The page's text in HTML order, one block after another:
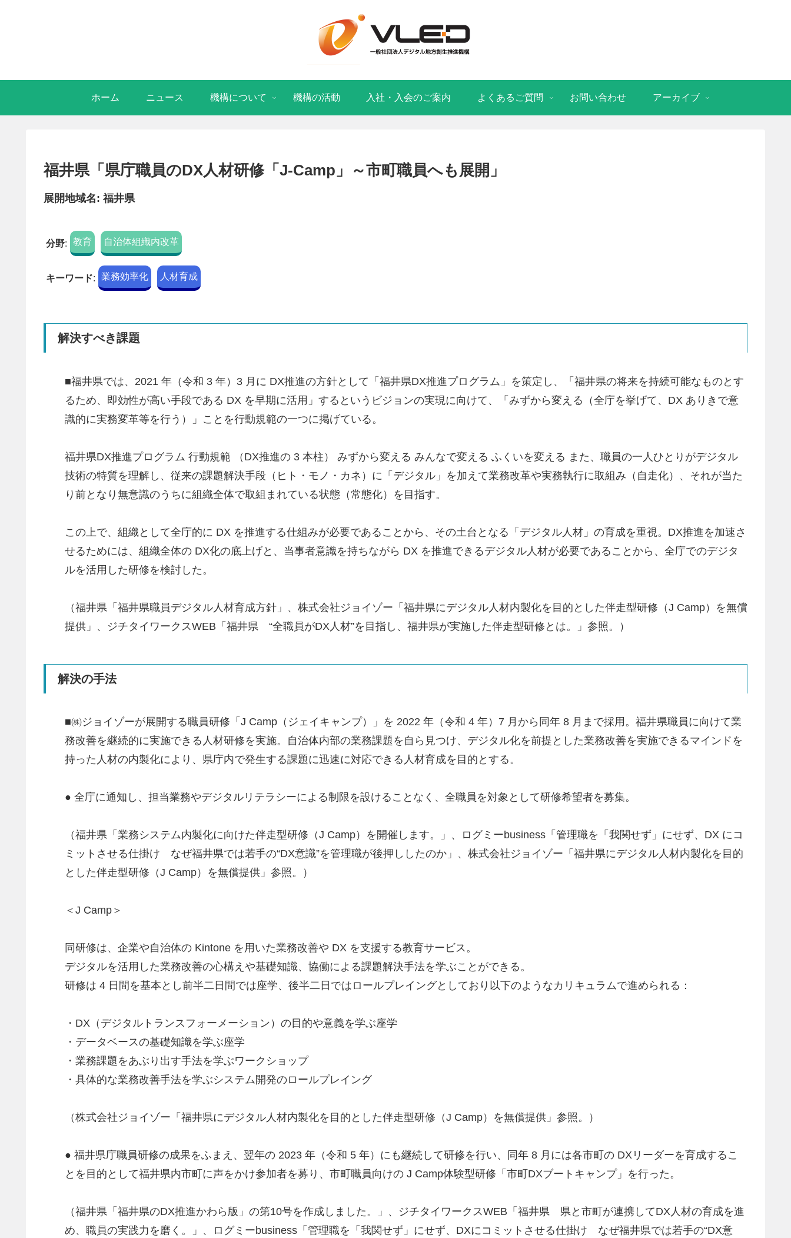
ホーム ニュース 機構について 機構の活動 入社・入会のご案内 よくあるご質問 お問い合わせ アーカイブ
福井県「県庁職員のDX人材研修「J-Camp」～市町職員へも展開」
展開地域名: 福井県
分野: 教育 自治体組織内改革
キーワード: 業務効率化 人材育成
解決すべき課題
■福井県では、2021 年（令和 3 年）3 月に DX推進の方針として「福井県DX推進プログラム」を策定し、「福井県の将来を持続可能なものとす
るため、即効性が高い手段である DX を早期に活用」するというビジョンの実現に向けて、「みずから変える（全庁を挙げて、DX ありきで意
識的に実務変革等を行う）」ことを行動規範の一つに掲げている。
福井県DX推進プログラム 行動規範 （DX推進の 3 本柱） みずから変える みんなで変える ふくいを変える また、職員の一人ひとりがデジタル
技術の特質を理解し、従来の課題解決手段（ヒト・モノ・カネ）に「デジタル」を加えて業務改革や実務執行に取組み（自走化）、それが当た
り前となり無意識のうちに組織全体で取組まれている状態（常態化）を目指す。
この上で、組織として全庁的に DX を推進する仕組みが必要であることから、その土台となる「デジタル人材」の育成を重視。DX推進を加速さ
せるためには、組織全体の DX化の底上げと、当事者意識を持ちながら DX を推進できるデジタル人材が必要であることから、全庁でのデジタ
ルを活用した研修を検討した。
（福井県「福井県職員デジタル人材育成方針」、株式会社ジョイゾー「福井県にデジタル人材内製化を目的とした伴走型研修（J Camp）を無償
提供」、ジチタイワークスWEB「福井県 “全職員がDX人材”を目指し、福井県が実施した伴走型研修とは。」参照。）
解決の手法
■㈱ジョイゾーが展開する職員研修「J Camp（ジェイキャンプ）」を 2022 年（令和 4 年）7 月から同年 8 月まで採用。福井県職員に向けて業
務改善を継続的に実施できる人材研修を実施。自治体内部の業務課題を自ら見つけ、デジタル化を前提とした業務改善を実施できるマインドを
持った人材の内製化により、県庁内で発生する課題に迅速に対応できる人材育成を目的とする。
● 全庁に通知し、担当業務やデジタルリテラシーによる制限を設けることなく、全職員を対象として研修希望者を募集。
（福井県「業務システム内製化に向けた伴走型研修（J Camp）を開催します。」、ログミーbusiness「管理職を「我関せず」にせず、DX にコ
ミットさせる仕掛け なぜ福井県では若手の“DX意識”を管理職が後押ししたのか」、株式会社ジョイゾー「福井県にデジタル人材内製化を目的
とした伴走型研修（J Camp）を無償提供」参照。）
＜J Camp＞
同研修は、企業や自治体の Kintone を用いた業務改善や DX を支援する教育サービス。
デジタルを活用した業務改善の心構えや基礎知識、協働による課題解決手法を学ぶことができる。
研修は 4 日間を基本とし前半二日間では座学、後半二日ではロールプレイングとしており以下のようなカリキュラムで進められる：
・DX（デジタルトランスフォーメーション）の目的や意義を学ぶ座学
・データベースの基礎知識を学ぶ座学
・業務課題をあぶり出す手法を学ぶワークショップ
・具体的な業務改善手法を学ぶシステム開発のロールプレイング
（株式会社ジョイゾー「福井県にデジタル人材内製化を目的とした伴走型研修（J Camp）を無償提供」参照。）
● 福井県庁職員研修の成果をふまえ、翌年の 2023 年（令和 5 年）にも継続して研修を行い、同年 8 月には各市町の DXリーダーを育成するこ
とを目的として福井県内市町に声をかけ参加者を募り、市町職員向けの J Camp体験型研修「市町DXブートキャンプ」を行った。
（福井県「福井県のDX推進かわら版」の第10号を作成しました。」、ジチタイワークスWEB「福井県 県と市町が連携してDX人材の育成を進
め、職員の実践力を磨く。」、ログミーbusiness「管理職を「我関せず」にせず、DXにコミットさせる仕掛け なぜ福井県では若手の“DX意